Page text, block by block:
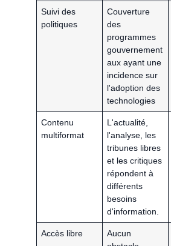
Suivi des
politiques
Couverture
des
programmes
gouvernement
aux ayant une
incidence sur
l'adoption des
technologies
Contenu
multiformat
L'actualité,
l'analyse, les
tribunes libres
et les critiques
répondent à
différents
besoins
d'information.
Accès libre
Aucun